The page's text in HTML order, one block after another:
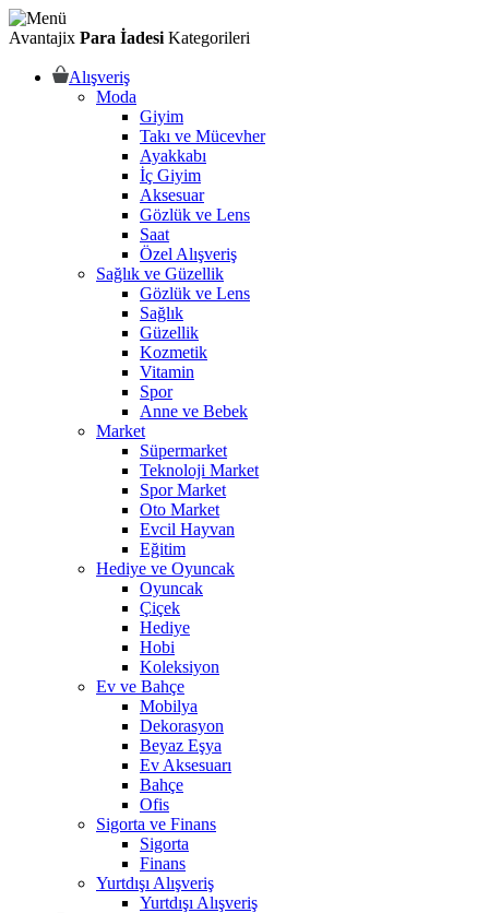
Avantajix Para İadesi Kategorileri
Alışveriş
Moda
Giyim
Takı ve Mücevher
Ayakkabı
İç Giyim
Aksesuar
Gözlük ve Lens
Saat
Özel Alışveriş
Sağlık ve Güzellik
Gözlük ve Lens
Sağlık
Güzellik
Kozmetik
Vitamin
Spor
Anne ve Bebek
Market
Süpermarket
Teknoloji Market
Spor Market
Oto Market
Evcil Hayvan
Eğitim
Hediye ve Oyuncak
Oyuncak
Çiçek
Hediye
Hobi
Koleksiyon
Ev ve Bahçe
Mobilya
Dekorasyon
Beyaz Eşya
Ev Aksesuarı
Bahçe
Ofis
Sigorta ve Finans
Sigorta
Finans
Yurtdışı Alışveriş
Yurtdışı Alışveriş